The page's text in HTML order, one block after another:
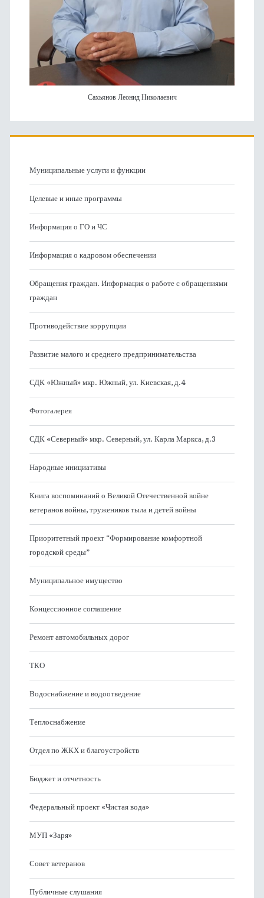
Сахьянов Леонид Николаевич
Муниципальные услуги и функции
Целевые и иные программы
Информация о ГО и ЧС
Информация о кадровом обеспечении
Обращения граждан. Информация о работе с обращениями
граждан
Противодействие коррупции
Развитие малого и среднего предпринимательства
СДК «Южный» мкр. Южный, ул. Киевская, д.4
Фотогалерея
СДК «Северный» мкр. Северный, ул. Карла Маркса, д.3
Народные инициативы
Книга воспоминаний о Великой Отечественной войне
ветеранов войны, тружеников тыла и детей войны
Приоритетный проект “Формирование комфортной
городской среды”
Муниципальное имущество
Концессионное соглашение
Ремонт автомобильных дорог
ТКО
Водоснабжение и водоотведение
Теплоснабжение
Отдел по ЖКХ и благоустройств
Бюджет и отчетность
Федеральный проект «Чистая вода»
МУП «Заря»
Совет ветеранов
Публичные слушания